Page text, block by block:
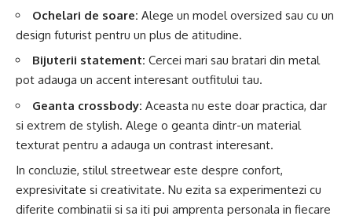
Ochelari de soare: Alege un model oversized sau cu un
design futurist pentru un plus de atitudine.
Bijuterii statement: Cercei mari sau bratari din metal
pot adauga un accent interesant outfitului tau.
Geanta crossbody: Aceasta nu este doar practica, dar
si extrem de stylish. Alege o geanta dintr-un material
texturat pentru a adauga un contrast interesant.
In concluzie, stilul streetwear este despre confort,
expresivitate si creativitate. Nu ezita sa experimentezi cu
diferite combinatii si sa iti pui amprenta personala in fiecare